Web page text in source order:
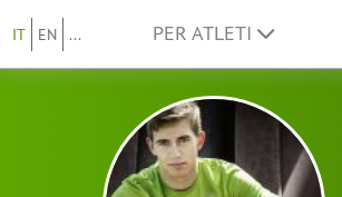
IT EN ... PER ATLETI